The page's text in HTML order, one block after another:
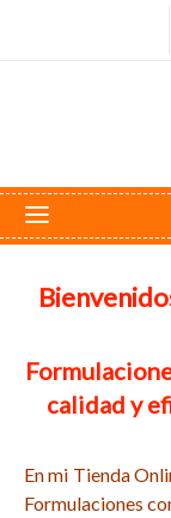
calidad y
En mi Tienda
Formulaciones